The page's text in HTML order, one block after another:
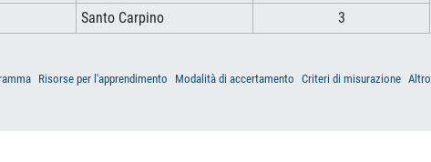
Santo Carpino 3
Risorse per l'apprendimento Modalità di accertamento Criteri di misurazione Altro